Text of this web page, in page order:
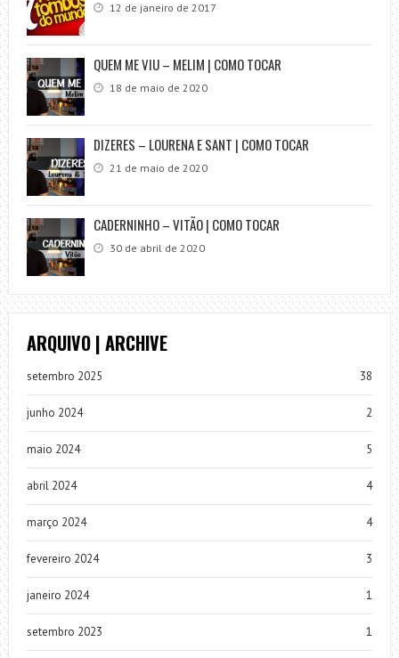
12 de janeiro de 2017
QUEM ME VIU – MELIM | COMO TOCAR
18 de maio de 2020
DIZERES – LOURENA E SANT | COMO TOCAR
21 de maio de 2020
CADERNINHO – VITÃO | COMO TOCAR
30 de abril de 2020
ARQUIVO | ARCHIVE
setembro 2025 38
junho 2024 2
maio 2024 5
abril 2024 4
março 2024 4
fevereiro 2024 3
janeiro 2024 1
setembro 2023 1